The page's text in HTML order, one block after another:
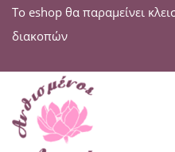
Το eshop θα παραμείνει
διακοπών